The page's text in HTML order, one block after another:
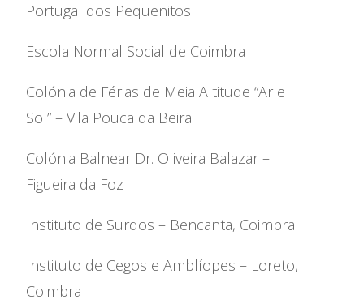
Contas
Portugal dos Pequenitos
Escola Normal Social de Coimbra
Colónia de Férias de Meia Altitude “Ar e
Sol” – Vila Pouca da Beira
Colónia Balnear Dr. Oliveira Balazar –
Figueira da Foz
Instituto de Surdos – Bencanta, Coimbra
Instituto de Cegos e Amblíopes – Loreto,
Coimbra